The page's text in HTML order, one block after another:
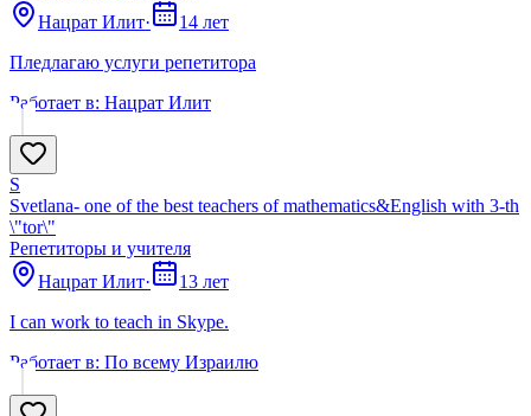
Нацрат Илит·
14 лет
Пледлагаю услуги репетитора
Работает в: Нацрат Илит
S
Svetlana- one of the best teachers of mathematics&English with 3-th
\"tor\"
Репетиторы и учителя
Нацрат Илит·
13 лет
I can work to teach in Skype.
Работает в: По всему Израилю